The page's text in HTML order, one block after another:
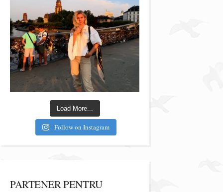
Load More...
Follow on Instagram
PARTENER PENTRU